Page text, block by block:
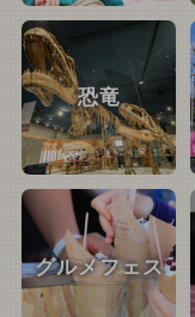
恐竜
グルメフェス